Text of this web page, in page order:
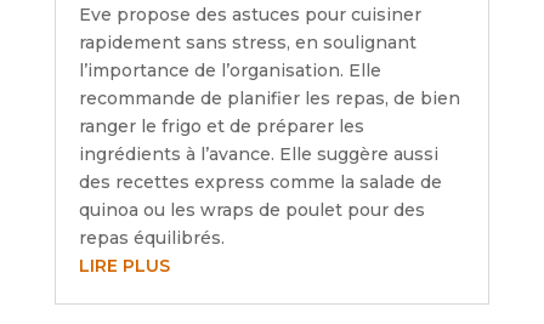
Eve propose des astuces pour cuisiner
rapidement sans stress, en soulignant
l’importance de l’organisation. Elle
recommande de planifier les repas, de bien
ranger le frigo et de préparer les
ingrédients à l’avance. Elle suggère aussi
des recettes express comme la salade de
quinoa ou les wraps de poulet pour des
repas équilibrés.
LIRE PLUS